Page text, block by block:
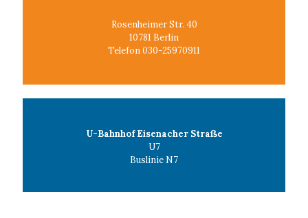
Rosenheimer Str. 40
10781 Berlin
Telefon 030-25970911
U-Bahnhof Eisenacher Straße
U7
Buslinie N7